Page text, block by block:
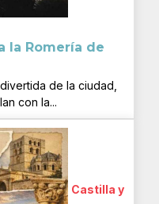
la Romería de
de la ciudad,
con la...
Castilla y